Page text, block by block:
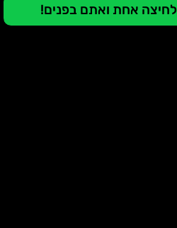
לחיצה אחת ואתם בפנים!